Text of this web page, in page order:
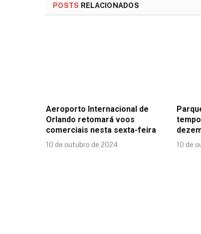
POSTS RELACIONADOS
Aeroporto Internacional de
Orlando retomará voos
comerciais nesta sexta-feira
10 de outubro de 2024 10 de